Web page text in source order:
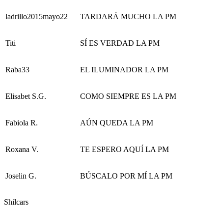
ladrillo2015mayo22 TARDARÁ MUCHO LA PM
Titi SÍ ES VERDAD LA PM
Raba33 EL ILUMINADOR LA PM
Elisabet S.G. COMO SIEMPRE ES LA PM
Fabiola R. AÚN QUEDA LA PM
Roxana V. TE ESPERO AQUÍ LA PM
Joselin G. BÚSCALO POR MÍ LA PM
Shilcars